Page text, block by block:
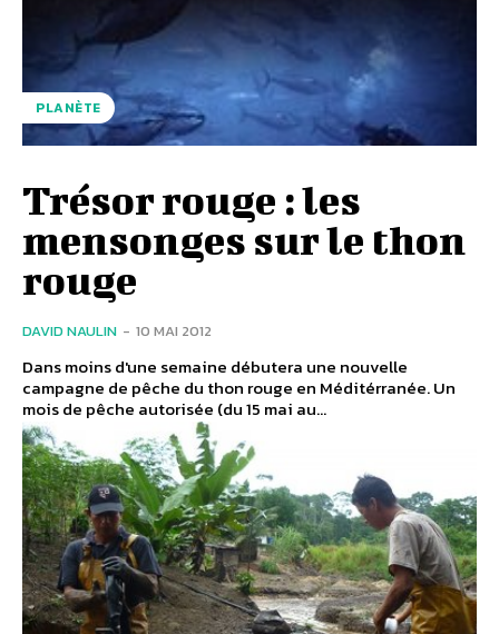
PLANÈTE
Trésor rouge : les
mensonges sur le thon
rouge
DAVID NAULIN - 10 MAI 2012
Dans moins d'une semaine débutera une nouvelle
campagne de pêche du thon rouge en Méditérranée. Un
mois de pêche autorisée (du 15 mai au...